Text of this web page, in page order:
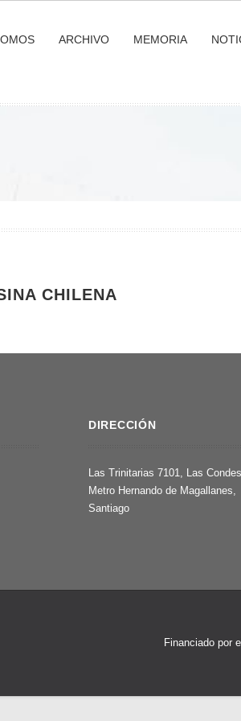
ARCHIVO MEMORIA
CHILENA
DIRECCIÓN
Las Trinitarias 7101, Las
Metro Hernando de Magallanes,
Santiago
Financiado por